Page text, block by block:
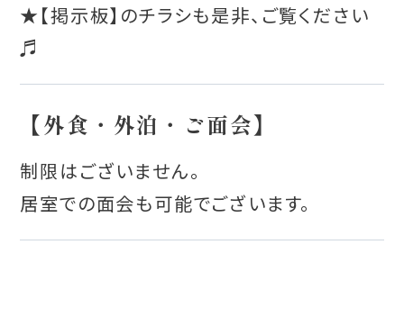
★【掲示板】のチラシも是非、ご覧ください
♬
【外食・外泊・ご面会】
制限はございません。
居室での面会も可能でございます。